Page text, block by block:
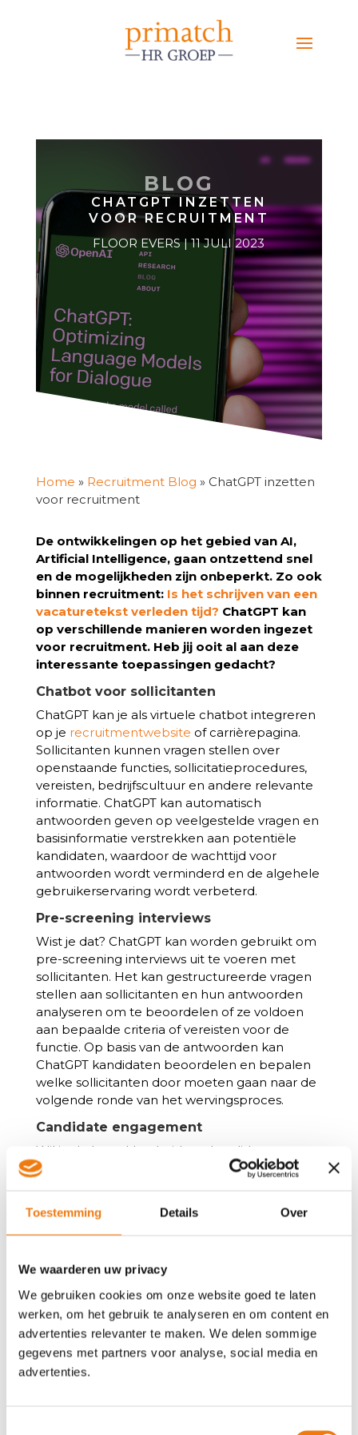
Toestemming Details Over
We waarderen uw privacy
We gebruiken cookies om onze website goed te laten
werken, om het gebruik te analyseren en om content en
advertenties relevanter te maken. We delen sommige
gegevens met partners voor analyse, social media en
advertenties.
BLOG
CHATGPT INZETTEN
VOOR RECRUITMENT
FLOOR EVERS | 11 JULI 2023
Home » Recruitment Blog » ChatGPT inzetten
voor recruitment
De ontwikkelingen op het gebied van AI,
Artificial Intelligence, gaan ontzettend snel
en de mogelijkheden zijn onbeperkt. Zo ook
binnen recruitment: Is het schrijven van een
vacaturetekst verleden tijd? ChatGPT kan
op verschillende manieren worden ingezet
voor recruitment. Heb jij ooit al aan deze
interessante toepassingen gedacht?
Chatbot voor sollicitanten
ChatGPT kan je als virtuele chatbot integreren
op je recruitmentwebsite of carrièrepagina.
Sollicitanten kunnen vragen stellen over
openstaande functies, sollicitatieprocedures,
vereisten, bedrijfscultuur en andere relevante
informatie. ChatGPT kan automatisch
antwoorden geven op veelgestelde vragen en
basisinformatie verstrekken aan potentiële
kandidaten, waardoor de wachttijd voor
antwoorden wordt verminderd en de algehele
gebruikerservaring wordt verbeterd.
Pre-screening interviews
Wist je dat? ChatGPT kan worden gebruikt om
pre-screening interviews uit te voeren met
sollicitanten. Het kan gestructureerde vragen
stellen aan sollicitanten en hun antwoorden
analyseren om te beoordelen of ze voldoen
aan bepaalde criteria of vereisten voor de
functie. Op basis van de antwoorden kan
ChatGPT kandidaten beoordelen en bepalen
welke sollicitanten door moeten gaan naar de
volgende ronde van het wervingsproces.
Candidate engagement
Wil je de betrokkenheid van kandidaten
vergroten tijdens het wervingsproces?
sollicitanten, zoals statusupdates,
bedankbrieven of verzoeken om aanvullende
sollicitanten te verbeteren, hun interesse
levend te houden en een positieve kandidaat
ervaring te bevorderen.
ChatGPT kan een waardevolle ondersteuning
bieden bij recruitment maar het is belangrijk
om te onthouden dat het niet de plaats kan